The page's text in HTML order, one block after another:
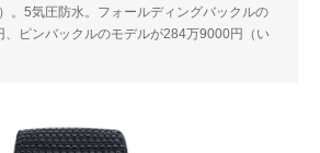
。5気圧防水。フォールディングバックルの
、ピンバックルのモデルが284万9000円（い